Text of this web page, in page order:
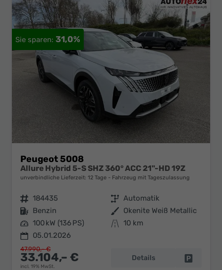
31,0%
Peugeot 5008
Allure Hybrid 5-S SHZ 360° ACC 21"-HD 19Z
unverbindliche Lieferzeit: 12 Tage Fahrzeug mit Tageszulassung
Fahrzeugnr. 184435 Getriebe Automatik
Kraftstoff Benzin Außenfarbe Okenite Weiß Metallic
Leistung 100 kW (136 PS) Kilometerstand 10 km
05.01.2026
33.104,– €
incl. 19% MwSt.
47.990,– €
Details